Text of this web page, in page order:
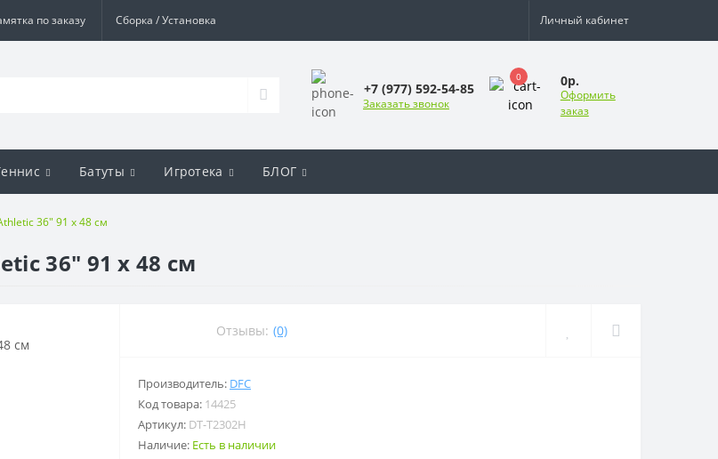
по заказу Сборка / Установка Личный кабинет
+7 (977) 592-54-85
Заказать звонок
0 0р.
Оформить
заказ
Батуты Игротека БЛОГ
36" 91 x 48 см
36" 91 x 48 см
Отзывы: (0)
Производитель: DFC
Код товара: 14425
Артикул: DT-T2302H
Наличие: Есть в наличии